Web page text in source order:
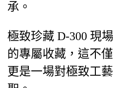
承。
極致珍藏 D-300 現
的專屬收藏，這不
更是一場對極致工